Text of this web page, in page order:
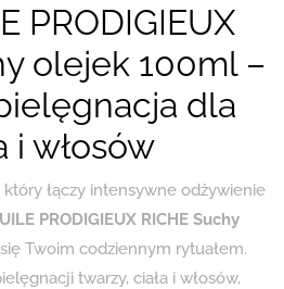
PRODIGIEUX
olejek 100ml –
dla
i włosów
łączy intensywne odżywienie
PRODIGIEUX RICHE Suchy
Twoim codziennym rytuałem.
twarzy, ciała i włosów,